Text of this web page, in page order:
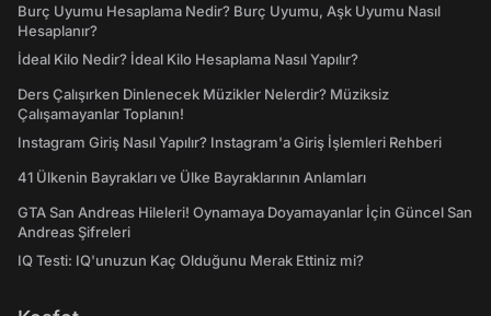
Burç Uyumu Hesaplama Nedir? Burç Uyumu, Aşk Uyumu Nasıl
Hesaplanır?
İdeal Kilo Nedir? İdeal Kilo Hesaplama Nasıl Yapılır?
Ders Çalışırken Dinlenecek Müzikler Nelerdir? Müziksiz
Çalışamayanlar Toplanın!
Instagram Giriş Nasıl Yapılır? Instagram'a Giriş İşlemleri Rehberi
41 Ülkenin Bayrakları ve Ülke Bayraklarının Anlamları
GTA San Andreas Hileleri! Oynamaya Doyamayanlar İçin Güncel San
Andreas Şifreleri
IQ Testi: IQ'unuzun Kaç Olduğunu Merak Ettiniz mi?